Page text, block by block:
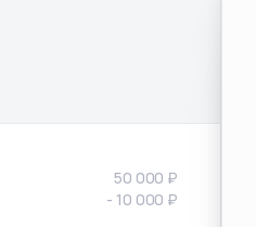
50 000 ₽
- 10 000 ₽